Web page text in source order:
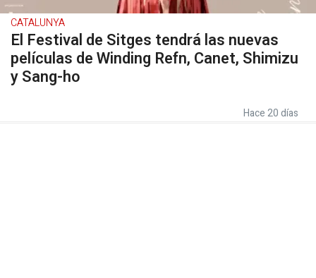
CATALUNYA
El Festival de Sitges tendrá las nuevas
películas de Winding Refn, Canet, Shimizu
y Sang-ho
Hace 20 días